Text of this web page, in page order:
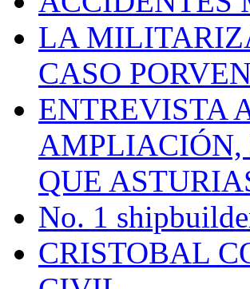
LA
CASO
ENTREVISTA
AMPLIACIÓN,
QUE
No. 1
CRISTOBAL